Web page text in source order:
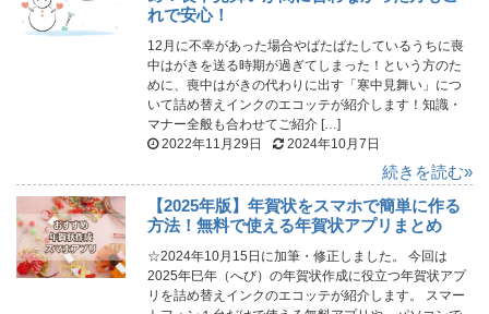
れで安心！
12月に不幸があった場合やばたばたしているうちに喪
中はがきを送る時期が過ぎてしまった！という方のた
めに、喪中はがきの代わりに出す「寒中見舞い」につ
いて詰め替えインクのエコッテが紹介します！知識・
マナー全般も合わせてご紹介 […]
2022年11月29日
2024年10月7日
続きを読む»
【2025年版】年賀状をスマホで簡単に作る
方法！無料で使える年賀状アプリまとめ
☆2024年10月15日に加筆・修正しました。 今回は
2025年巳年（へび）の年賀状作成に役立つ年賀状アプ
リを詰め替えインクのエコッテが紹介します。 スマー